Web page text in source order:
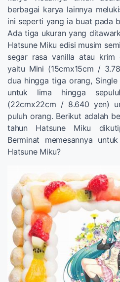
berbagai karya lainnya
ini seperti yang ia buat pada
Ada tiga ukuran yang
Hatsune Miku edisi musim
segar rasa vanilla atau krim
yaitu Mini (15cmx15cm /
dua hingga tiga orang,
untuk lima hingga
(22cmx22cm / 8.640 yen)
puluh orang. Berikut adalah
tahun Hatsune Miku
Berminat memesannya
Hatsune Miku?